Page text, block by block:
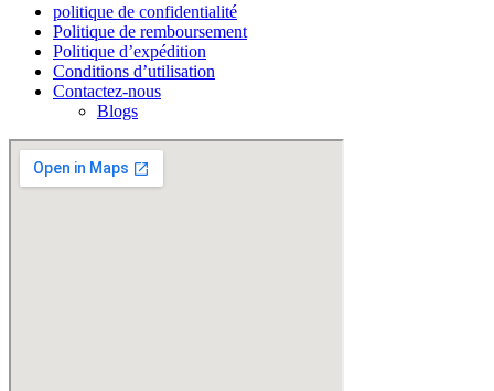
politique de confidentialité
Politique de remboursement
Politique d’expédition
Conditions d’utilisation
Contactez-nous
Blogs